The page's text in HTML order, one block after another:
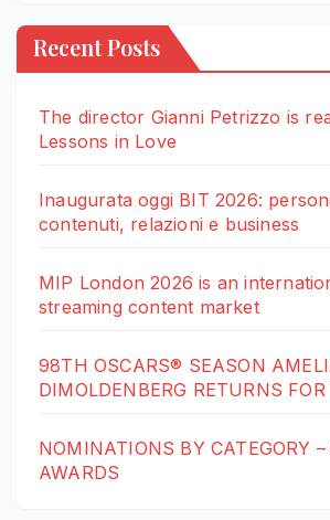
Recent Posts
The director Gianni Petrizzo is
Lessons in Love
Inaugurata oggi BIT 2026:
contenuti, relazioni e business
MIP London 2026 is an
streaming content market
98TH OSCARS® SEASON
DIMOLDENBERG RETURNS
NOMINATIONS BY CATEGORY
AWARDS